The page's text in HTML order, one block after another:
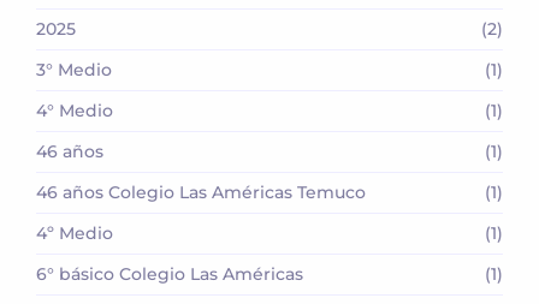
2025
(2)
3° Medio
(1)
4° Medio
(1)
46 años
(1)
46 años Colegio Las Américas Temuco
(1)
4º Medio
(1)
6° básico Colegio Las Américas
(1)